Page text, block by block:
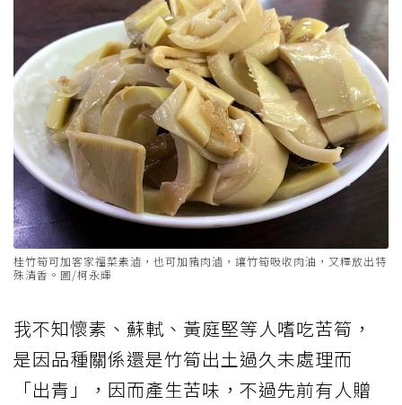
桂竹筍可加客家福菜素滷，也可加豬肉滷，讓竹筍吸收肉油，又釋放出特
殊清香。圖/柯永輝
我不知懷素、蘇軾、黃庭堅等人嗜吃苦筍，
是因品種關係還是竹筍出土過久未處理而
「出青」，因而產生苦味，不過先前有人贈